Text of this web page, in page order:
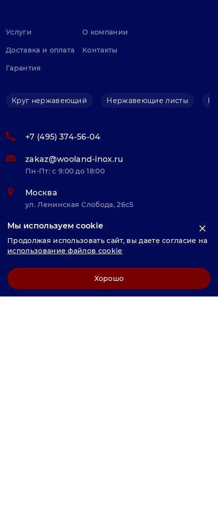
Услуги
Доставка и оплата
Гарантия
О компании
Контакты
Круг нержавеющий Нержавеющие листы
+7 (495) 374-56-04
zakaz@wooland-inox.ru
Пн-Пт: с 9:00 до 18:00
Москва
ул. Ленинская Слобода, 26с5
© «Велунд нержавейка» 2025, Разработка и комплексное
продвижение " LCAgency"
Мы используем cookie
Продолжая использовать сайт, вы даете согласие на
использование файлов cookie
Хорошо